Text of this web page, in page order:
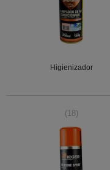
Higienizador
(18)